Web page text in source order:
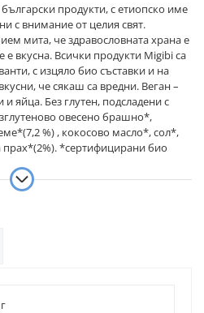
продукти, с етиопско име
с внимание от целия свят.
мита, че здравословната храна е
е вкусна. Всички продукти Migibi са
с изцяло био съставки и на
че сякаш са вредни. Веган –
яйца. Без глутен, подсладени с
овесено брашно*,
%) , кокосово масло*, сол*,
прах*(2%). *сертифицирани био